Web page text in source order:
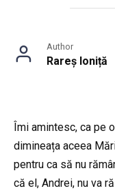
Author
Rareș Ioniță
Îmi amintesc, ca pe
dimineața aceea
pentru ca să nu
că el, Andrei, nu va